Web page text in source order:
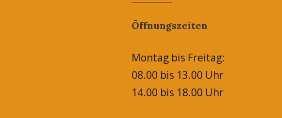
Öffnungszeiten
Montag bis Freitag:
08.00 bis 13.00 Uhr
14.00 bis 18.00 Uhr